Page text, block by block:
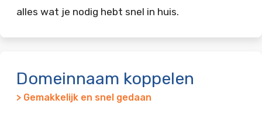
alles wat je nodig hebt snel in huis.
Domeinnaam koppelen
> Gemakkelijk en snel gedaan